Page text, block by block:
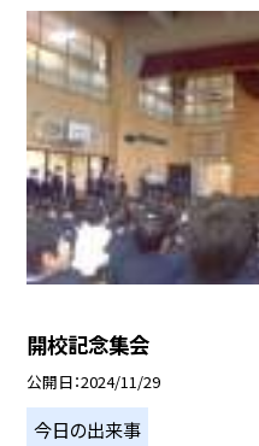
開校記念集会
公開日 2024/11/29
今日の出来事